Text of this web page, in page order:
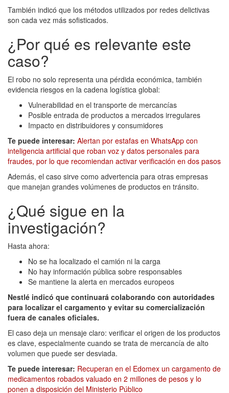
También indicó que los métodos utilizados por redes delictivas
son cada vez más sofisticados.
¿Por qué es relevante este
caso?
El robo no solo representa una pérdida económica, también
evidencia riesgos en la cadena logística global:
Vulnerabilidad en el transporte de mercancías
Posible entrada de productos a mercados irregulares
Impacto en distribuidores y consumidores
Te puede interesar: Alertan por estafas en WhatsApp con
inteligencia artificial que roban voz y datos personales para
fraudes, por lo que recomiendan activar verificación en dos pasos
Además, el caso sirve como advertencia para otras empresas
que manejan grandes volúmenes de productos en tránsito.
¿Qué sigue en la
investigación?
Hasta ahora:
No se ha localizado el camión ni la carga
No hay información pública sobre responsables
Se mantiene la alerta en mercados europeos
Nestlé indicó que continuará colaborando con autoridades
para localizar el cargamento y evitar su comercialización
fuera de canales oficiales.
El caso deja un mensaje claro: verificar el origen de los productos
es clave, especialmente cuando se trata de mercancía de alto
volumen que puede ser desviada.
Te puede interesar: Recuperan en el Edomex un cargamento de
medicamentos robados valuado en 2 millones de pesos y lo
ponen a disposición del Ministerio Público